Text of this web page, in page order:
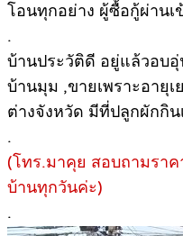
โอนทุกอย่าง ผู้ซื้อกู้ผ่านเ
.
บ้านประวัติดี อยู่แล้วอบอุ่
บ้านมุม ,ขายเพราะอายุ
ต่างจังหวัด มีที่ปลูกผักกิน
.
(โทร.มาคุย สอบถามราค
บ้านทุกวันค่ะ)
.